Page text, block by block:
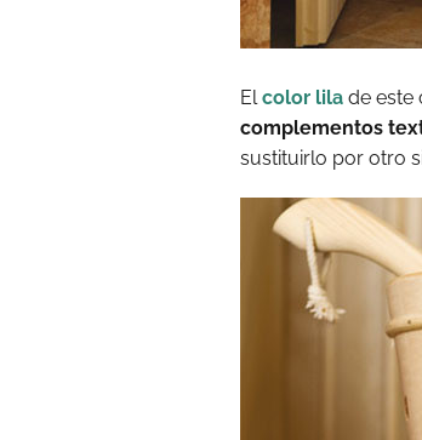
Elcolor lila de este
complementos
sustituirlo por otro